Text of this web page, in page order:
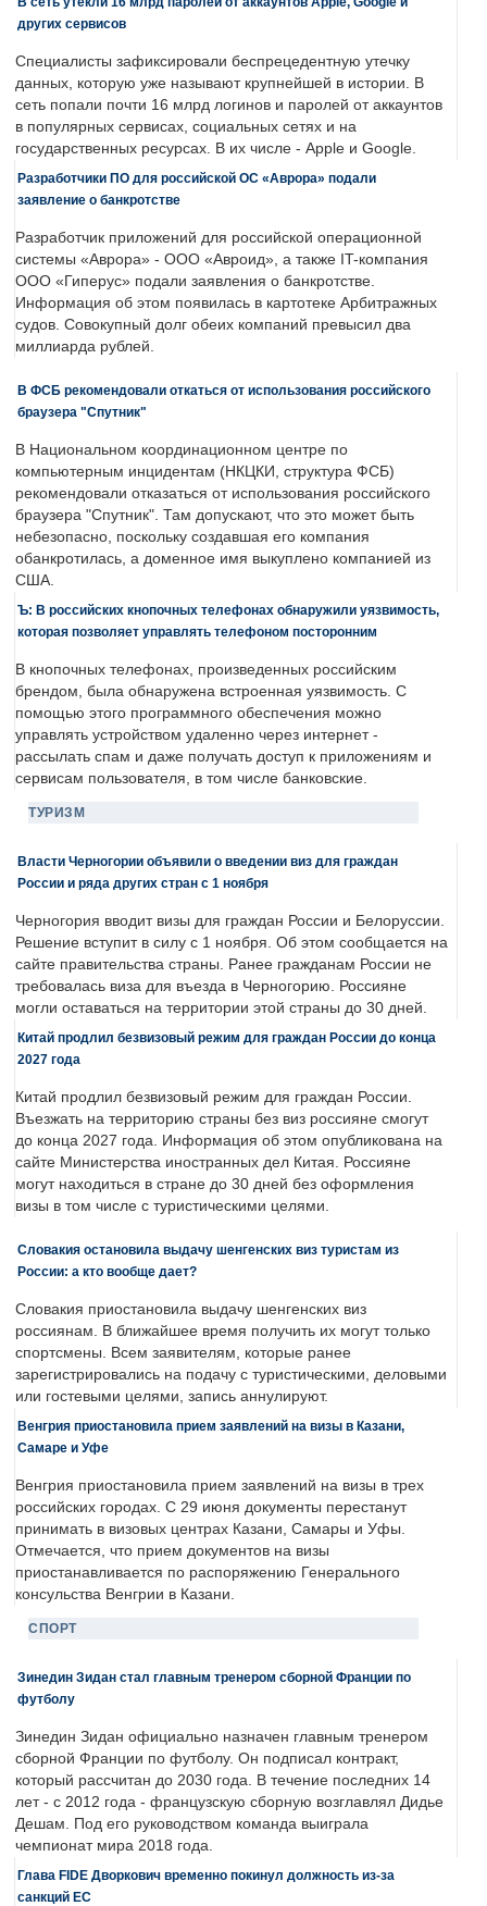
других сервисов
Специалисты зафиксировали беспрецедентную утечку
данных, которую уже называют крупнейшей в истории. В
сеть попали почти 16 млрд логинов и паролей от аккаунтов
в популярных сервисах, социальных сетях и на
государственных ресурсах. В их числе - Apple и Google.
Разработчики ПО для российской ОС «Аврора» подали
заявление о банкротстве
Разработчик приложений для российской операционной
системы «Аврора» - ООО «Авроид», а также IT-компания
ООО «Гиперус» подали заявления о банкротстве.
Информация об этом появилась в картотеке Арбитражных
судов. Совокупный долг обеих компаний превысил два
миллиарда рублей.
В ФСБ рекомендовали откаться от использования российского
браузера "Спутник"
В Национальном координационном центре по
компьютерным инцидентам (НКЦКИ, структура ФСБ)
рекомендовали отказаться от использования российского
браузера "Спутник". Там допускают, что это может быть
небезопасно, поскольку создавшая его компания
обанкротилась, а доменное имя выкуплено компанией из
США.
Ъ: В российских кнопочных телефонах обнаружили уязвимость,
которая позволяет управлять телефоном посторонним
В кнопочных телефонах, произведенных российским
брендом, была обнаружена встроенная уязвимость. С
помощью этого программного обеспечения можно
управлять устройством удаленно через интернет -
рассылать спам и даже получать доступ к приложениям и
сервисам пользователя, в том числе банковские.
ТУРИЗМ
Власти Черногории объявили о введении виз для граждан
России и ряда других стран с 1 ноября
Черногория вводит визы для граждан России и Белоруссии.
Решение вступит в силу с 1 ноября. Об этом сообщается на
сайте правительства страны. Ранее гражданам России не
требовалась виза для въезда в Черногорию. Россияне
могли оставаться на территории этой страны до 30 дней.
Китай продлил безвизовый режим для граждан России до конца
2027 года
Китай продлил безвизовый режим для граждан России.
Въезжать на территорию страны без виз россияне смогут
до конца 2027 года. Информация об этом опубликована на
сайте Министерства иностранных дел Китая. Россияне
могут находиться в стране до 30 дней без оформления
визы в том числе с туристическими целями.
Словакия остановила выдачу шенгенских виз туристам из
России: а кто вообще дает?
Словакия приостановила выдачу шенгенских виз
россиянам. В ближайшее время получить их могут только
спортсмены. Всем заявителям, которые ранее
зарегистрировались на подачу с туристическими, деловыми
или гостевыми целями, запись аннулируют.
Венгрия приостановила прием заявлений на визы в Казани,
Самаре и Уфе
Венгрия приостановила прием заявлений на визы в трех
российских городах. С 29 июня документы перестанут
принимать в визовых центрах Казани, Самары и Уфы.
Отмечается, что прием документов на визы
приостанавливается по распоряжению Генерального
консульства Венгрии в Казани.
СПОРТ
Зинедин Зидан стал главным тренером сборной Франции по
футболу
Зинедин Зидан официально назначен главным тренером
сборной Франции по футболу. Он подписал контракт,
который рассчитан до 2030 года. В течение последних 14
лет - с 2012 года - французскую сборную возглавлял Дидье
Дешам. Под его руководством команда выиграла
чемпионат мира 2018 года.
Глава FIDE Дворкович временно покинул должность из-за
санкций ЕС